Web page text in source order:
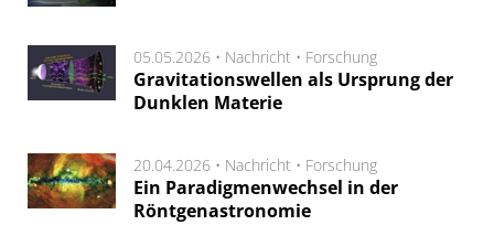
05.05.2026 • Nachricht • Forschung
Gravitationswellen als Ursprung der
Dunklen Materie
20.04.2026 • Nachricht • Forschung
Ein Paradigmenwechsel in der
Röntgenastronomie